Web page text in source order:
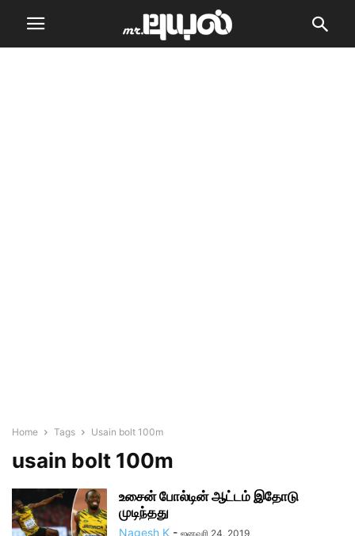
Home Tags Usain bolt 100m
usain bolt 100m
உசைன் போல்டின் ஆட்டம் இதோடு
முடிந்தது
Nagesh K - ஜனவரி 24, 2019